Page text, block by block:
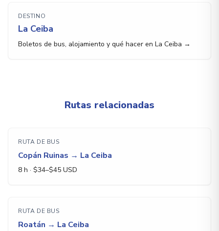
DESTINO
La Ceiba
Boletos de bus, alojamiento y qué hacer en La Ceiba →
Rutas relacionadas
RUTA DE BUS
Copán Ruinas → La Ceiba
8 h · $34–$45 USD
RUTA DE BUS
Roatán → La Ceiba